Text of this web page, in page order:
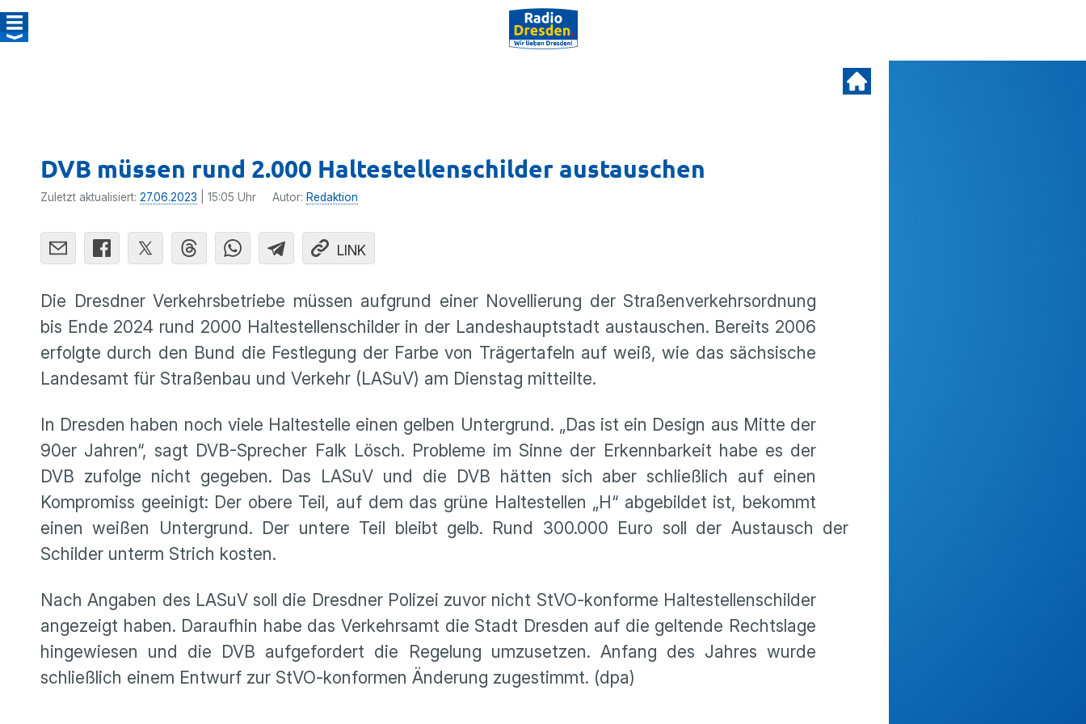
DVB müssen rund 2.000 Haltestellenschilder austauschen
Zuletzt aktualisiert: 27.06.2023 | 15:05 Uhr Autor: Redaktion
LINK
Die Dresdner Verkehrsbetriebe müssen aufgrund einer Novellierung der Straßenverkehrsordnung
bis Ende 2024 rund 2000 Haltestellenschilder in der Landeshauptstadt austauschen. Bereits 2006
erfolgte durch den Bund die Festlegung der Farbe von Trägertafeln auf weiß, wie das sächsische
Landesamt für Straßenbau und Verkehr (LASuV) am Dienstag mitteilte.
In Dresden haben noch viele Haltestelle einen gelben Untergrund. „Das ist ein Design aus Mitte der
90er Jahren“, sagt DVB-Sprecher Falk Lösch. Probleme im Sinne der Erkennbarkeit habe es der
DVB zufolge nicht gegeben. Das LASuV und die DVB hätten sich aber schließlich auf einen
Kompromiss geeinigt: Der obere Teil, auf dem das grüne Haltestellen „H“ abgebildet ist, bekommt
einen weißen Untergrund. Der untere Teil bleibt gelb. Rund 300.000 Euro soll der Austausch der
Schilder unterm Strich kosten.
Nach Angaben des LASuV soll die Dresdner Polizei zuvor nicht StVO-konforme Haltestellenschilder
angezeigt haben. Daraufhin habe das Verkehrsamt die Stadt Dresden auf die geltende Rechtslage
hingewiesen und die DVB aufgefordert die Regelung umzusetzen. Anfang des Jahres wurde
schließlich einem Entwurf zur StVO-konformen Änderung zugestimmt. (dpa)